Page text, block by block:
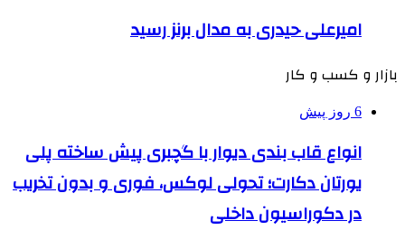
امیرعلی حیدری به مدال برنز رسید
بازار و کسب و کار
6 روز پیش
انواع قاب بندی دیوار با گچبری پیش ساخته پلی
یورتان دکارت؛ تحولی لوکس، فوری و بدون تخریب
در دکوراسیون داخلی